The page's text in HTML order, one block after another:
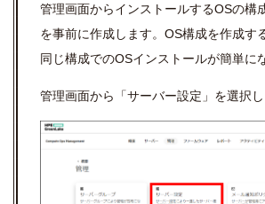
管理画面からインストールするOSの構
を事前に作成します。 OS構成を作成す
同じ構成でのOSインストールが簡単に
管理画面から「サーバー設定」を選択し